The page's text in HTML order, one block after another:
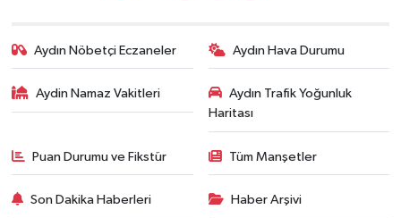
Aydın Nöbetçi Eczaneler Aydın Hava Durumu
Aydin Namaz Vakitleri
Aydın Trafik Yoğunluk
Haritası
Puan Durumu ve Fikstür Tüm Manşetler
Son Dakika Haberleri Haber Arşivi